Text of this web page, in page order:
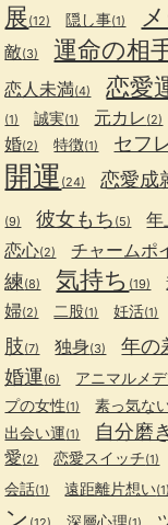
展(12) 隠し事(1)
敵(3) 運命の相
恋人未満(4) 恋愛
(1) 誠実(1) 元カレ (2)
婚(2) 特徴(1) セフ
開運 (24) 恋愛成
(9) 彼女もち (5) 年
恋心(2) チャームポ
練(8) 気持ち (19)
婦(2) 二股(1) 妊活(1)
肢(7) 独身(3) 年の
婚運(6) アニマルメ
プの女性(1) 素っ気な
出会い運(1) 自分磨き
愛(2) 恋愛スイッチ(1)
会話(1) 遠距離片想い(1)
ン
深層心理